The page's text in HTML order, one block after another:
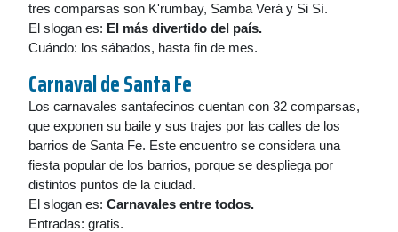
tres comparsas son K'rumbay, Samba Verá y Si Sí.
El slogan es: El más divertido del país.
Cuándo: los sábados, hasta fin de mes.
Carnaval deSanta Fe
Los carnavales santafecinos cuentan con 32 comparsas,
que exponen su baile y sus trajes por las calles de los
barrios de Santa Fe. Este encuentro se considera una
fiesta popular de los barrios, porque se despliega por
distintos puntos de la ciudad.
El slogan es: Carnavales entre todos.
Entradas: gratis.